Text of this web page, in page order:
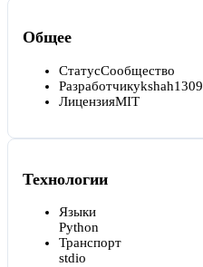
Общее
СтатусСообщество
Разработчикykshah1309
ЛицензияMIT
Технологии
Языки
Python
Транспорт
stdio